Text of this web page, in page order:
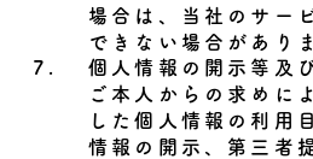
場合は、当社のサー
できない場合があり
7.
個人情報の開示等及
ご本人からの求めに
した個人情報の利用
情報の開示、第三者